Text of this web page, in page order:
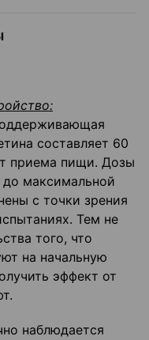
составляет 60
приема пищи. Дозы
максимальной
с точки зрения
Тем не
того, что
на начальную
эффект от
наблюдается